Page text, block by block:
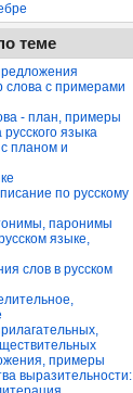
теме
слова с примерами
- план, примеры
языка
планом и
по русскому
паронимы
языке,
слов в русском
примеры
выразительности: